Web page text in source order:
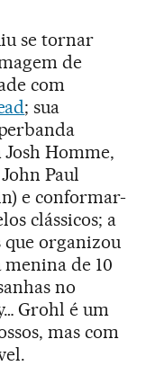
se tornar
de
com
; sua
Homme,
Paul
e conformar-
clássicos; a
que organizou
de 10
no
Grohl é um
mas com